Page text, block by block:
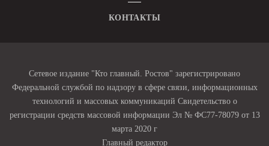
КОНТАКТЫ
Сетевое издание "Кто главный. Ростов" зарегистрировано
Федеральной службой по надзору в сфере связи, информационных
технологий и массовых коммуникаций Свидетельство о
регистрации средств массовой информации Эл № ФС77-78079 от 13
марта 2020 г
Главный редактор